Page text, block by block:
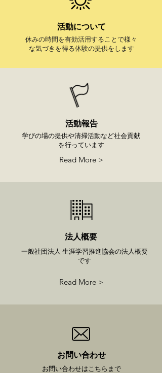
活動について
休みの時間を有効活用することで様々
な気づきを得る体験の提供をします
活動報告
学びの場の提供や清掃活動など社会貢献
を行っています
Read More >
法人概要
一般社団法人 生涯学習推進協会の法人概要
です
Read More >
お問い合わせ
お問い合わせはこちらまで